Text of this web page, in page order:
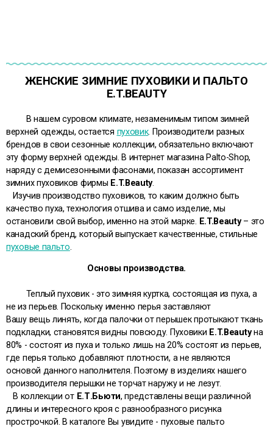
ЖЕНСКИЕ ЗИМНИЕ ПУХОВИКИ И ПАЛЬТО
E.T.BEAUTY
В нашем суровом климате, незаменимым типом зимней
верхней одежды, остается пуховик. Производители разных
брендов в свои сезонные коллекции, обязательно включают
эту форму верхней одежды. В интернет магазина Palto-Shop,
наряду с демисезонными фасонами, показан ассортимент
зимних пуховиков фирмы E.T.Beauty.
Изучив производство пуховиков, то каким должно быть
качество пуха, технология отшива и само изделие, мы
остановили свой выбор, именно на этой марке.
E.T.Beauty– это
канадский бренд, который выпускает качественные,стильные
пуховые пальто
Основы производства.
Теплый пуховик - это зимняя куртка, состоящая из пуха, а
не из перьев. Поскольку именно перья заставляют
Вашу вещь линять, когда палочки от перышек протыкают ткань
подкладки, становятся видны повсюду. Пуховики E.T.Beautyна
80% - состоят из пуха и только лишь на 20% состоят из перьев,
где перья только добавляют плотности, а не являются
основой данного наполнителя. Поэтому в изделиях нашего
производителя перышки не торчат наружу и не лезут.
В коллекции от Е.Т.Бьюти, представлены вещи различной
длины и интересного кроя с разнообразного рисунка
прострочкой. В каталоге Вы увидите - пуховые пальто